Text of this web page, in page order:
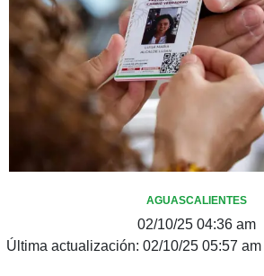
AGUASCALIENTES
02/10/25 04:36 am
Última actualización: 02/10/25 05:57 am